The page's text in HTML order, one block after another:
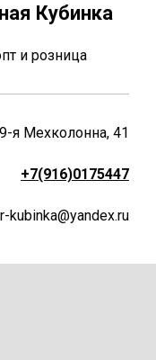
Кубинка
и розница
я Мехколонна, 41
+7(916)0175447
kubinka@yandex.ru